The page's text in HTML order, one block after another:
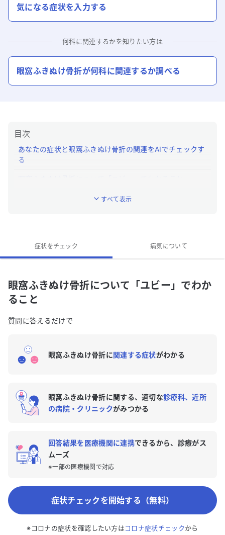
気になる症状を入力する
何科に関連するかを知りたい方は
眼窩ふきぬけ骨折が何科に関連するか調べる
目次
あなたの症状と眼窩ふきぬけ骨折の関連をAIでチェックす
る
眼窩ふきぬけ骨折とはどんな病気ですか？
眼窩ふきぬけ骨折の専門医がいる近くの病院はありま
すべて表示
症状をチェック 病気について
眼窩ふきぬけ骨折について「ユビー」でわか
ること
質問に答えるだけで
眼窩ふきぬけ骨折に関連する症状がわかる
眼窩ふきぬけ骨折に関する、適切な診療科、近所
の病院・クリニックがみつかる
回答結果を医療機関に連携できるから、診療がス
ムーズ
※一部の医療機関で対応
症状チェックを開始する（無料）
※コロナの症状を確認したい方はコロナ症状チェックから